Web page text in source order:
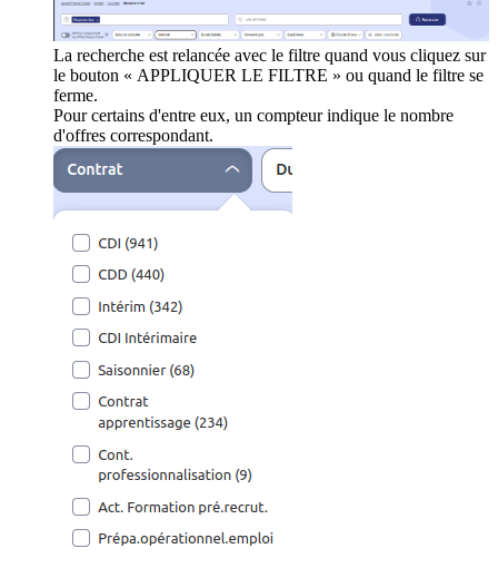
La recherche est relancée avec le filtre quand vous cliquez sur
le bouton « APPLIQUER LE FILTRE » ou quand le filtre se
ferme.
Pour certains d'entre eux, un compteur indique le nombre
d'offres correspondant.